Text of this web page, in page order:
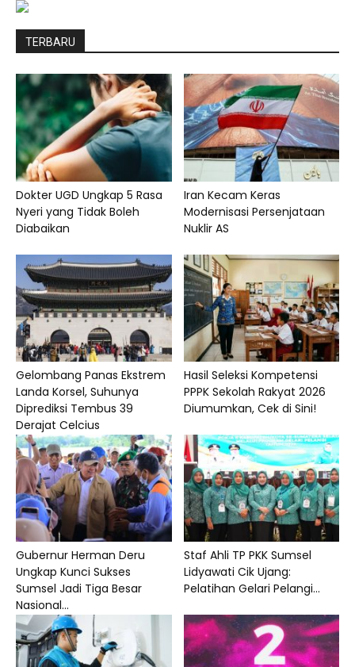
TERBARU
Dokter UGD Ungkap 5 Rasa
Nyeri yang Tidak Boleh
Diabaikan
Iran Kecam Keras
Modernisasi Persenjataan
Nuklir AS
Gelombang Panas Ekstrem
Landa Korsel, Suhunya
Diprediksi Tembus 39
Derajat Celcius
Hasil Seleksi Kompetensi
PPPK Sekolah Rakyat 2026
Diumumkan, Cek di Sini!
Gubernur Herman Deru
Ungkap Kunci Sukses
Sumsel Jadi Tiga Besar
Nasional...
Staf Ahli TP PKK Sumsel
Lidyawati Cik Ujang:
Pelatihan Gelari Pelangi...